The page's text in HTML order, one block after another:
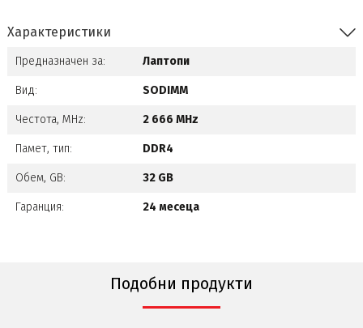
Характеристики
Предназначен за: Лаптопи
Вид: SODIMM
Честота, MHz: 2 666 MHz
Памет, тип: DDR4
Обем, GB: 32 GB
Гаранция: 24 месеца
Подобни продукти